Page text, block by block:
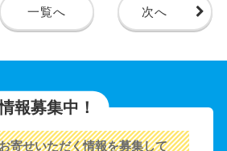
一覧へ 次へ
報募集中！
寄せいただく情報を募集して